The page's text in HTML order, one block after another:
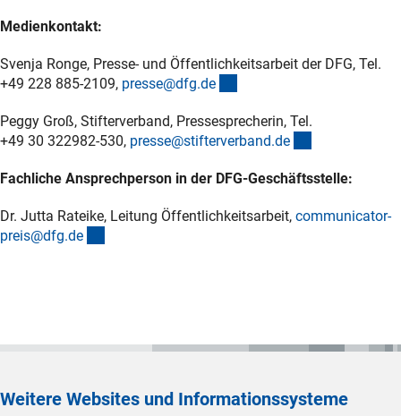
Medienkontakt:
Svenja Ronge, Presse- und Öffentlichkeitsarbeit der DFG, Tel.
+49 228 885-2109, presse@dfg.de
Peggy Groß, Stifterverband, Pressesprecherin, Tel.
+49 30 322982-530, presse@stifterverband.de
Fachliche Ansprechperson in der DFG-Geschäftsstelle:
Dr. Jutta Rateike, Leitung Öffentlichkeitsarbeit, communicator-
preis@dfg.de
Weitere Websites und Informationssysteme